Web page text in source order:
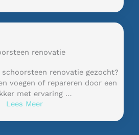
renovatie
renovatie gezocht?
voegen of repareren door een
met ervaring …
Lees Meer